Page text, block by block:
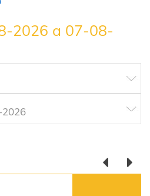
2026 a 07-08-